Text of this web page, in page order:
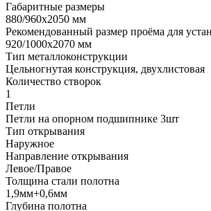
Габаритные размеры
880/960х2050 мм
Рекомендованный размер проёма для
920/1000х2070 мм
Тип металлоконструкции
Цельногнутая конструкция, двухлистовая
Количество створок
1
Петли
Петли на опорном подшипнике 3шт
Тип открывания
Наружное
Направление открывания
Левое/Правое
Толщина стали полотна
1,9мм+0,6мм
Глубина полотна